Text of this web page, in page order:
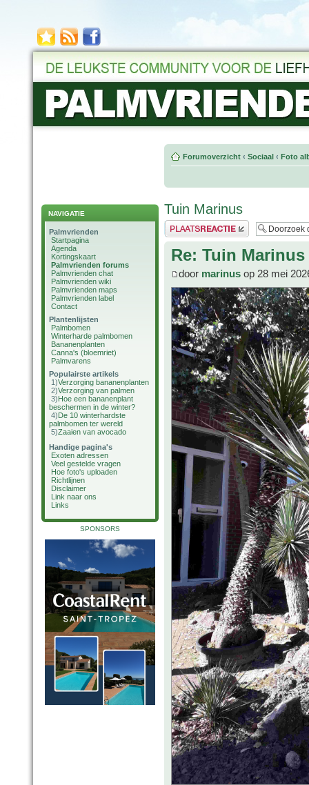
NAVIGATIE
Palmvrienden
Startpagina
Agenda
Kortingskaart
Palmvrienden forums
Palmvrienden chat
Palmvrienden wiki
Palmvrienden maps
Palmvrienden label
Contact
Plantenlijsten
Palmbomen
Winterharde palmbomen
Bananenplanten
Canna's (bloemriet)
Palmvarens
Populairste artikels
1)Verzorging bananenplanten
2)Verzorging van palmen
3)Hoe een bananenplant
beschermen in de winter?
4)De 10 winterhardste
palmbomen ter wereld
5)Zaaien van avocado
Handige pagina's
Exoten adressen
Veel gestelde vragen
Hoe foto's uploaden
Richtlijnen
Disclaimer
Link naar ons
Links
SPONSORS
Forumoverzicht ‹ Sociaal ‹ Foto
Tuin Marinus
Plaats een reactie
Re: Tuin Marinus
door marinus op 28 mei